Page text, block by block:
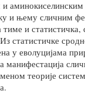
аминокиселинским
и њему сличним
и статистичка,
статистичке
у еволуцијама
манифестација
теорије